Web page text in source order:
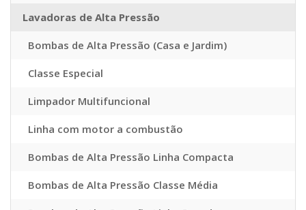
Lavadoras de Alta Pressão
Bombas de Alta Pressão (Casa e Jardim)
Classe Especial
Limpador Multifuncional
Linha com motor a combustão
Bombas de Alta Pressão Linha Compacta
Bombas de Alta Pressão Classe Média